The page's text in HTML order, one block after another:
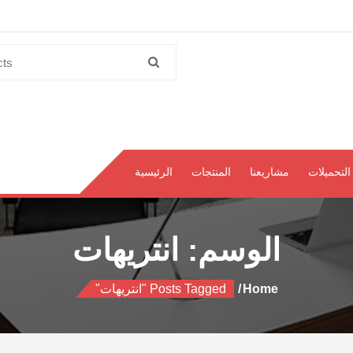
Search
الرئيسية المنتجات مشاريعنا التحميلات
الوسم: انتريهات
Home Posts Tagged "انتريهات"